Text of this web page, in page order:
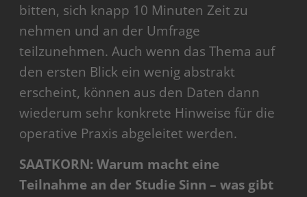
bitten, sich knapp 10 Minuten Zeit zu
nehmen und an der Umfrage
teilzunehmen. Auch wenn das Thema auf
den ersten Blick ein wenig abstrakt
erscheint, können aus den Daten dann
wiederum sehr konkrete Hinweise für die
operative Praxis abgeleitet werden.
SAATKORN: Warum macht eine
Teilnahme an der Studie Sinn – was gibt